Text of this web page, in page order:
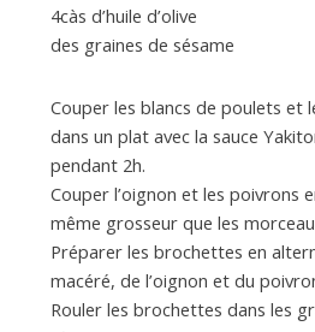
4càs d’huile d’olive
des graines de sésame
Couper les blancs de poulets et
dans un plat avec la sauce
pendant 2h.
Couper l’oignon et les poivrons
même grosseur que les
Préparer les brochettes en
macéré, de l’oignon et du
Rouler les brochettes dans les